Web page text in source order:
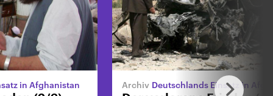
in Afghanistan Deutschlands Einsatz in